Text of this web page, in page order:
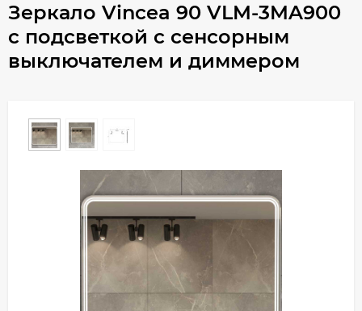
Зеркало Vincea 90 VLM-3MA900
с подсветкой c сенсорным
выключателем и диммером